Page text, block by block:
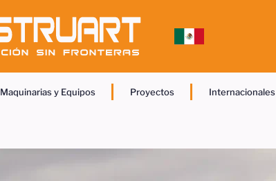
Maquinarias y Equipos Proyectos Internacionales